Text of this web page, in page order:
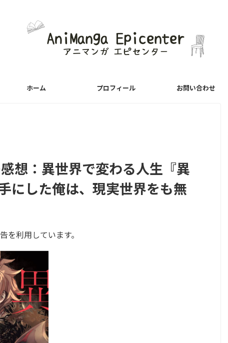
ホーム プロフィール お問い合わせ
想：異世界で変わる人生『異
にした俺は、現実世界をも無
を利用しています。